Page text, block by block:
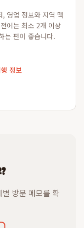
영업 정보와 지역 맥
에는 최소 2개 이상
는 편이 좋습니다.
정보
방문 메모를 확